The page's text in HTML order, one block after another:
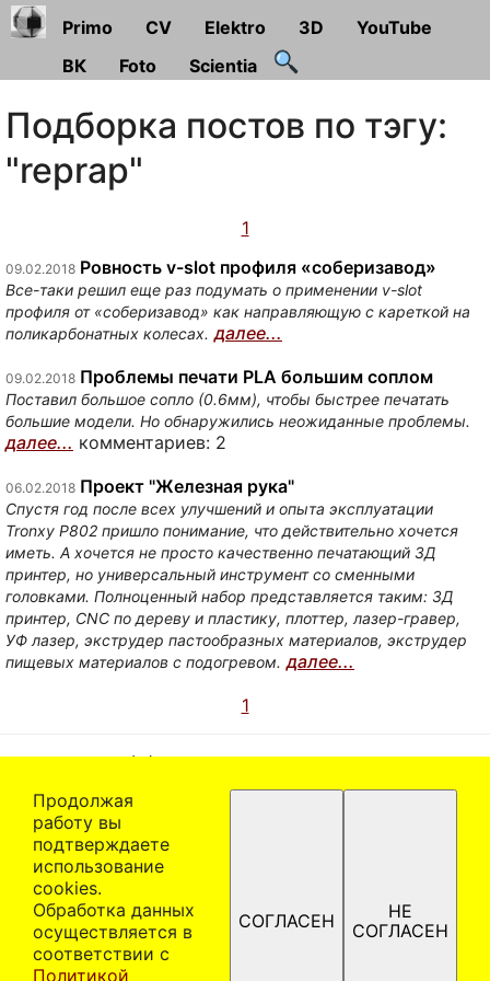
Primo CV Elektro 3D
YouTube
ВК
Foto Scientia
Подборка постов по тэгу:
"reprap"
1
09.02.2018 Ровность v-slot профиля «соберизавод»
Все-таки решил еще раз подумать о применении v-slot
профиля от «соберизавод» как направляющую с кареткой на
поликарбонатных колесах. далее...
09.02.2018 Проблемы печати PLA большим соплом
Поставил большое сопло (0.6мм), чтобы быстрее печатать
большие модели. Но обнаружились неожиданные проблемы.
далее... комментариев: 2
06.02.2018 Проект "Железная рука"
Спустя год после всех улучшений и опыта эксплуатации
Tronxy P802 пришло понимание, что действительно хочется
иметь. А хочется не просто качественно печатающий 3Д
принтер, но универсальный инструмент со сменными
головками. Полноценный набор представляется таким: 3Д
принтер, CNC по дереву и пластику, плоттер, лазер-гравер,
УФ лазер, экструдер пастообразных материалов, экструдер
пищевых материалов с подогревом. далее...
1
(C)1999-2025 Артем Кучин
artem@artem.ru
Политика в отношении обработки персональных
При использовании материалов ссылка на сайта
www.artem.ru обязательна! Автор оставляет за собой
право отказать в праве использования материалов на
безвозмездной основе без объяснения причин.
Материалы сайта защищены законом об авторских и
Продолжая
работу вы
подтверждаете
использование
сооkiеѕ.
Обработка данных
осуществляется в
соответствии с
Политикой
СОГЛАСЕН
НЕ
СОГЛАСЕН